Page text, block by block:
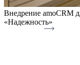
Внедрение amoCRM
«Надежность»